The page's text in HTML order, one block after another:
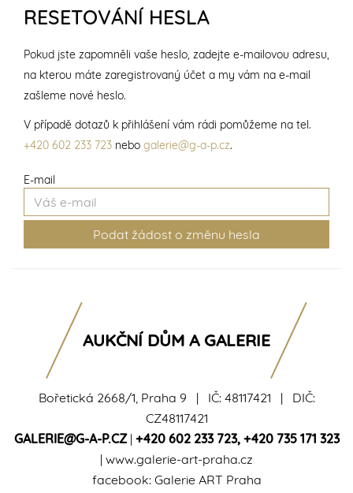
RESETOVÁNÍ HESLA
E-mail
Pokud jste zapomněli vaše heslo, zadejte e-mailovou adresu,
na kterou máte zaregistrovaný účet a my vám na e-mail
zašleme nové heslo.
V případě dotazů k přihlášení vám rádi pomůžeme na tel.
+420 602 233 723 nebo galerie@g-a-p.cz.
Bořetická 2668/1, Praha 9 | IČ: 48117421 | DIČ:
CZ48117421
GALERIE@G-A-P.CZ| +420 602 233 723, +420 735 171 323
| www.galerie-art-praha.cz
facebook: Galerie ART Praha
AUKČNÍ DŮM A GALERIE